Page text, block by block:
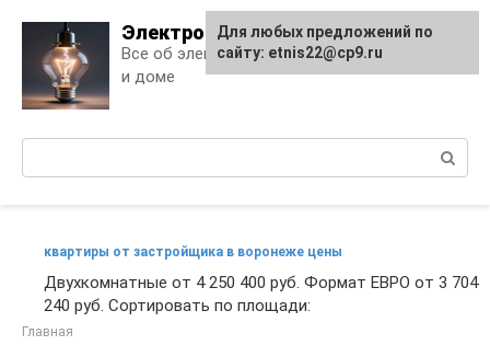
content
Электро Дело
Все об электричестве в квартире
и доме
квартиры от застройщика в воронеже цены
Двухкомнатные от 4 250 400 руб. Формат ЕВРО от 3 704
240 руб. Сортировать по площади:
Главная
Для любых предложений по
сайту: etnis22@cp9.ru